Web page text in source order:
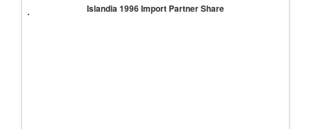
Islandia 1996 Import Partner Share
Import